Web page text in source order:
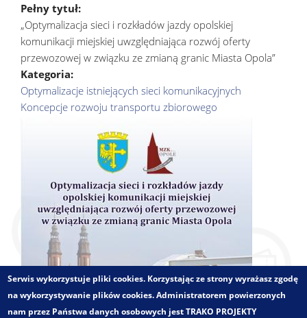
Pełny tytuł:
„Optymalizacja sieci i rozkładów jazdy opolskiej
komunikacji miejskiej uwzględniająca rozwój oferty
przewozowej w związku ze zmianą granic Miasta Opola”
Kategoria:
Optymalizacje istniejących sieci komunikacyjnych
Koncepcje rozwoju transportu zbiorowego
Serwis wykorzystuje pliki cookies. Korzystając ze strony wyrażasz zgodę
na wykorzystywanie plików cookies. Administratorem powierzonych
nam przez Państwa danych osobowych jest TRAKO PROJEKTY